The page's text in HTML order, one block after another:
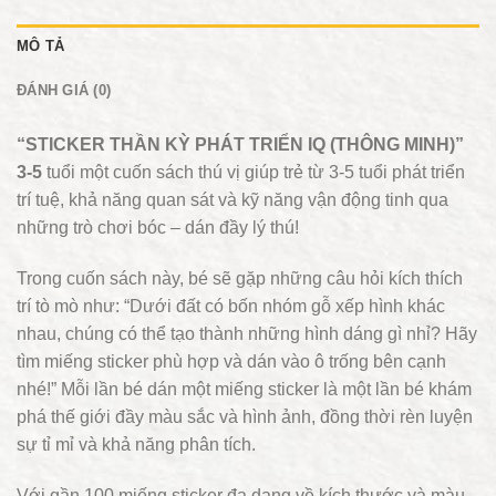
MÔ TẢ
ĐÁNH GIÁ (0)
“STICKER THẦN KỲ PHÁT TRIỂN IQ (THÔNG MINH)”
3-5 tuổi một cuốn sách thú vị giúp trẻ từ 3-5 tuổi phát triển
trí tuệ, khả năng quan sát và kỹ năng vận động tinh qua
những trò chơi bóc – dán đầy lý thú!
Trong cuốn sách này, bé sẽ gặp những câu hỏi kích thích
trí tò mò như: “Dưới đất có bốn nhóm gỗ xếp hình khác
nhau, chúng có thể tạo thành những hình dáng gì nhỉ? Hãy
tìm miếng sticker phù hợp và dán vào ô trống bên cạnh
nhé!” Mỗi lần bé dán một miếng sticker là một lần bé khám
phá thế giới đầy màu sắc và hình ảnh, đồng thời rèn luyện
sự tỉ mỉ và khả năng phân tích.